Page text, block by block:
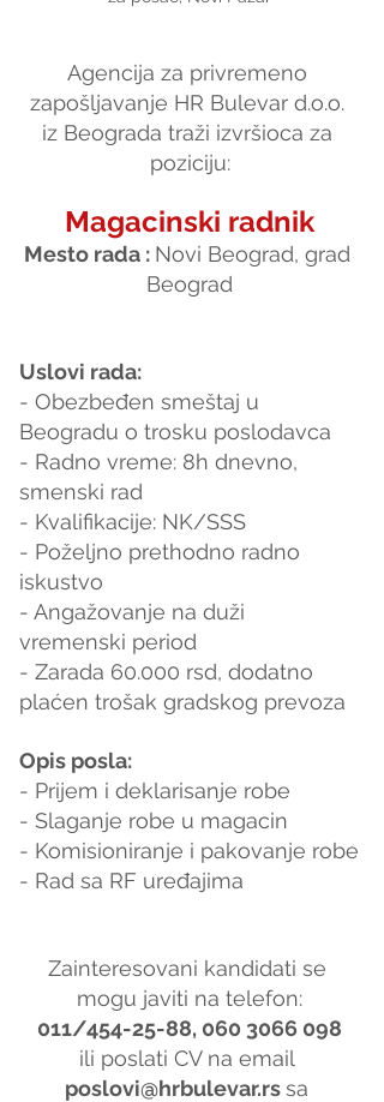
Agencija za privremeno
zapošljavanje HR Bulevar d.o.o.
iz Beograda traži izvršioca za
poziciju:
Magacinski radnik
Mesto rada : Novi Beograd, grad
Beograd
Uslovi rada:
- Obezbeđen smeštaj u
Beogradu o trosku poslodavca
- Radno vreme: 8h dnevno,
smenski rad
- Kvalifikacije: NK/SSS
- Poželjno prethodno radno
iskustvo
- Angažovanje na duži
vremenski period
- Zarada 60.000 rsd, dodatno
plaćen trošak gradskog prevoza
Opis posla:
- Prijem i deklarisanje robe
- Slaganje robe u magacin
- Komisioniranje i pakovanje robe
- Rad sa RF uređajima
Zainteresovani kandidati se
mogu javiti na telefon:
011/454-25-88, 060 3066 098
ili poslati CV na email
poslovi@hrbulevar.rs sa